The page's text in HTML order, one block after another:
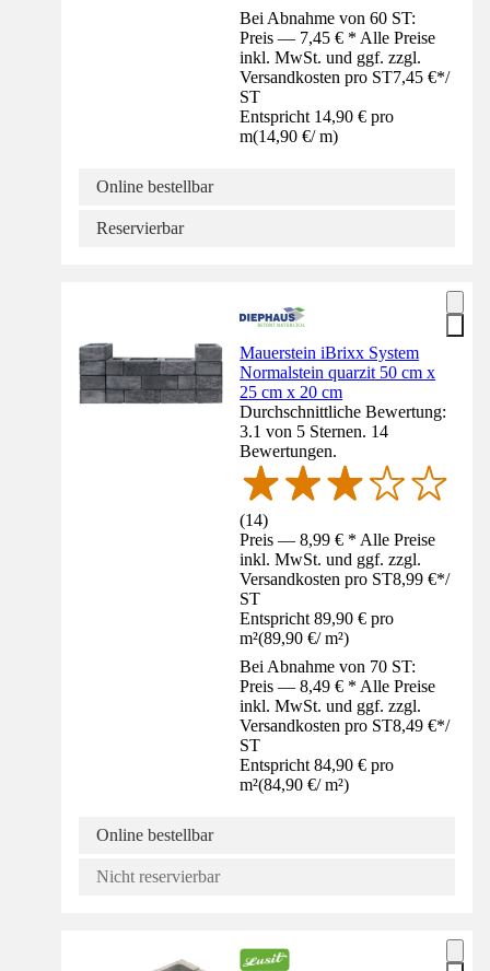
Bei Abnahme von 60 ST:
Preis — 7,45 € * Alle Preise
inkl. MwSt. und ggf. zzgl.
Versandkosten pro ST7,45 €*/
ST
Entspricht 14,90 € pro
m(14,90 €/ m)
Online bestellbar
Reservierbar
Mauerstein iBrixx System
Normalstein quarzit 50 cm x
25 cm x 20 cm
Durchschnittliche Bewertung:
3.1 von 5 Sternen. 14
Bewertungen.
(14)
Preis — 8,99 € * Alle Preise
inkl. MwSt. und ggf. zzgl.
Versandkosten pro ST8,99 €*/
ST
Entspricht 89,90 € pro
m²(89,90 €/ m²)
Bei Abnahme von 70 ST:
Preis — 8,49 € * Alle Preise
inkl. MwSt. und ggf. zzgl.
Versandkosten pro ST8,49 €*/
ST
Entspricht 84,90 € pro
m²(84,90 €/ m²)
Online bestellbar
Nicht reservierbar